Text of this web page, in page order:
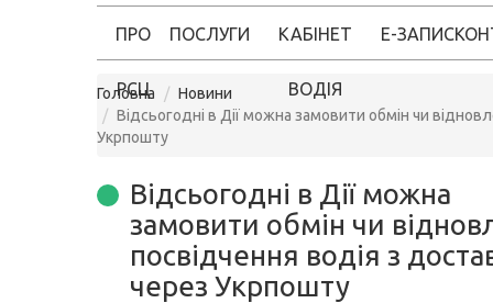
ПРО
РСЦ
ПОСЛУГИ КАБІНЕТ
ВОДІЯ
Е-ЗАПИС
Головна
Новини
Відсьогодні в Дії можна замовити обмін чи
Укрпошту
Відсьогодні в Дії можна
замовити обмін чи
посвідчення водія з
через Укрпошту